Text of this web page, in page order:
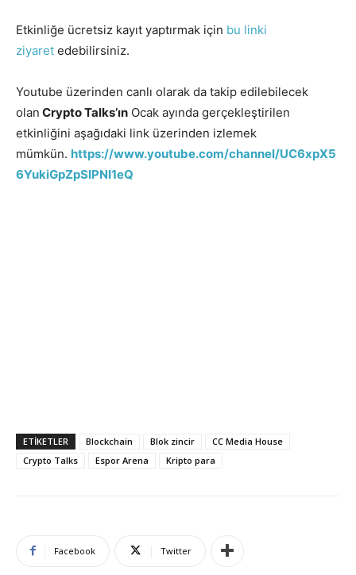
Etkinliğe ücretsiz kayıt yaptırmak için bu linki
ziyaret edebilirsiniz.
Youtube üzerinden canlı olarak da takip edilebilecek
olan Crypto Talks’ın Ocak ayında gerçekleştirilen
etkinliğini aşağıdaki link üzerinden izlemek
mümkün. https://www.youtube.com/channel/UC6xpX5
6YukiGpZpSIPNI1eQ
ETIKETLER Blockchain Blok zincir
CC Media House
Crypto Talks
Espor Arena Kripto para
Facebook Twitter